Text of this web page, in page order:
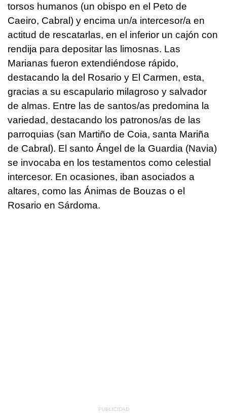
torsos humanos (un obispo en el Peto de
Caeiro, Cabral) y encima un/a intercesor/a en
actitud de rescatarlas, en el inferior un cajón con
rendija para depositar las limosnas. Las
Marianas fueron extendiéndose rápido,
destacando la del Rosario y El Carmen, esta,
gracias a su escapulario milagroso y salvador
de almas. Entre las de santos/as predomina la
variedad, destacando los patronos/as de las
parroquias (san Martiño de Coia, santa Mariña
de Cabral). El santo Ángel de la Guardia (Navia)
se invocaba en los testamentos como celestial
intercesor. En ocasiones, iban asociados a
altares, como las Ánimas de Bouzas o el
Rosario en Sárdoma.